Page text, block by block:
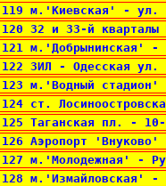
119 м.'Киевская' - ул.
120 32 и 33-й кварталы
121 м.'Добрынинская' -
122 ЗИЛ - Одесская ул.
123 м.'Водный стадион'
124 ст.
125 Таганская пл. - 10-
126 Аэропорт 'Внуково'
127 м.'Молодежная' -
128 м.'Измайловская' -